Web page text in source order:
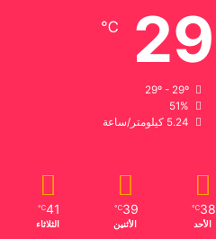
29
℃
29º - 29º
51%
5.24 كيلومتر/ساعة
38
℃
الأحد
39
℃
الأثنين
41
℃
الثلاثاء